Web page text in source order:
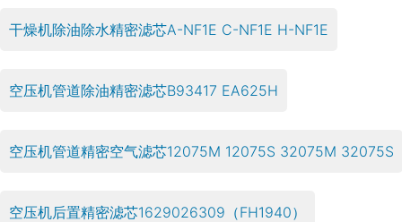
干燥机除油除水精密滤芯A-NF1E C-NF1E H-NF1E
空压机管道除油精密滤芯B93417 EA625H
空压机管道精密空气滤芯12075M 12075S 32075M 32075S
空压机后置精密滤芯1629026309（FH1940）